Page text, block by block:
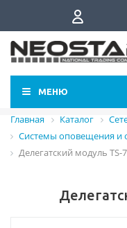
МЕНЮ
Главная Каталог
Системы оповещения и
Делегатский модуль TS-